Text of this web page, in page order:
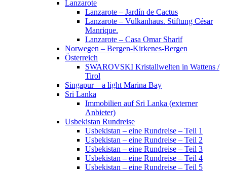
Lanzarote
Lanzarote – Jardín de Cactus
Lanzarote – Vulkanhaus. Stiftung César
Manrique.
Lanzarote – Casa Omar Sharif
Norwegen – Bergen-Kirkenes-Bergen
Österreich
SWAROVSKI Kristallwelten in Wattens /
Tirol
Singapur – a light Marina Bay
Sri Lanka
Immobilien auf Sri Lanka (externer
Anbieter)
Usbekistan Rundreise
Usbekistan – eine Rundreise – Teil 1
Usbekistan – eine Rundreise – Teil 2
Usbekistan – eine Rundreise – Teil 3
Usbekistan – eine Rundreise – Teil 4
Usbekistan – eine Rundreise – Teil 5